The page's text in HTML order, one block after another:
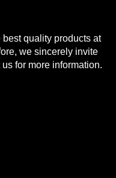
quality products at
we sincerely invite
for more information.